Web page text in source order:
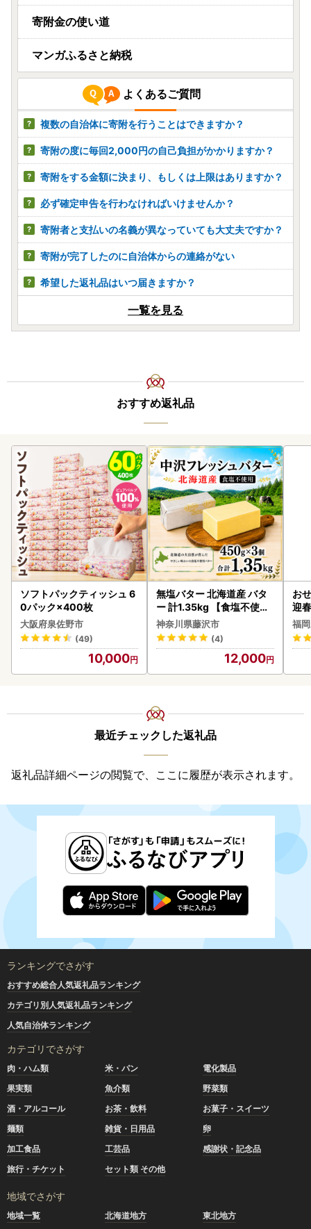
寄附金の使い道
マンガふるさと納税
よくあるご質問
複数の自治体に寄附を行うことはできますか？
寄附の度に毎回2,000円の自己負担がかかりますか？
寄附をする金額に決まり、もしくは上限はありますか？
必ず確定申告を行わなければいけませんか？
寄附者と支払いの名義が異なっていても大丈夫ですか？
寄附が完了したのに自治体からの連絡がない
希望した返礼品はいつ届きますか？
一覧を見る
おすすめ返礼品
ソフトパックティッシュ 6
0パック×400枚
大阪府泉佐野市
(49)
10,000
無塩バター 北海道産 バタ
ー 計1.35kg 【食塩不使用
】
神奈川県藤沢市
(4)
12,000
お
迎
福
最近チェックした返礼品
返礼品詳細ページの閲覧で、ここに履歴が表示されます。
ランキングでさがす
おすすめ総合人気返礼品ランキング
カテゴリ別人気返礼品ランキング
人気自治体ランキング
カテゴリでさがす
肉・ハム類 米・パン
電化製品
果実類
魚介類
野菜類
酒・アルコール
お茶・飲料
お菓子・スイーツ
麺類
雑貨・日用品
卵
加工食品
工芸品
感謝状・記念品
旅行・チケット
セット類 その他
地域でさがす
地域一覧 北海道地方
東北地方